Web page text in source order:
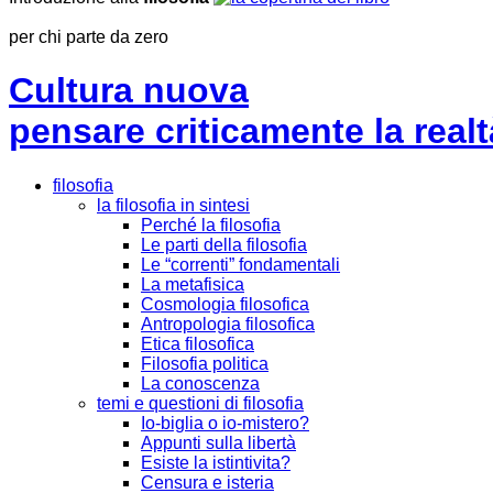
per chi parte da zero
Cultura nuova
pensare criticamente la
filosofia
la filosofia in sintesi
Perché la filosofia
Le parti della filosofia
Le “correnti” fondamentali
La metafisica
Cosmologia filosofica
Antropologia filosofica
Etica filosofica
Filosofia politica
La conoscenza
temi e questioni di filosofia
Io-biglia o io-mistero?
Appunti sulla libertà
Esiste la istintivita?
Censura e isteria